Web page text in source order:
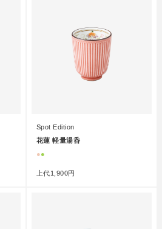
Spot Edition
花蓮 軽量湯呑
●●
上代1,900円